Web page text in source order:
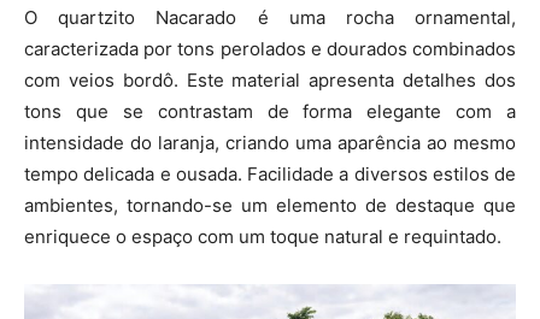
O quartzito Nacarado é uma rocha ornamental,
caracterizada por tons perolados e dourados combinados
com veios bordô. Este material apresenta detalhes dos
tons que se contrastam de forma elegante com a
intensidade do laranja, criando uma aparência ao mesmo
tempo delicada e ousada. Facilidade a diversos estilos de
ambientes, tornando-se um elemento de destaque que
enriquece o espaço com um toque natural e requintado.